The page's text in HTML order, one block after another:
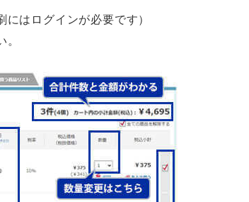
はログインが必要です）